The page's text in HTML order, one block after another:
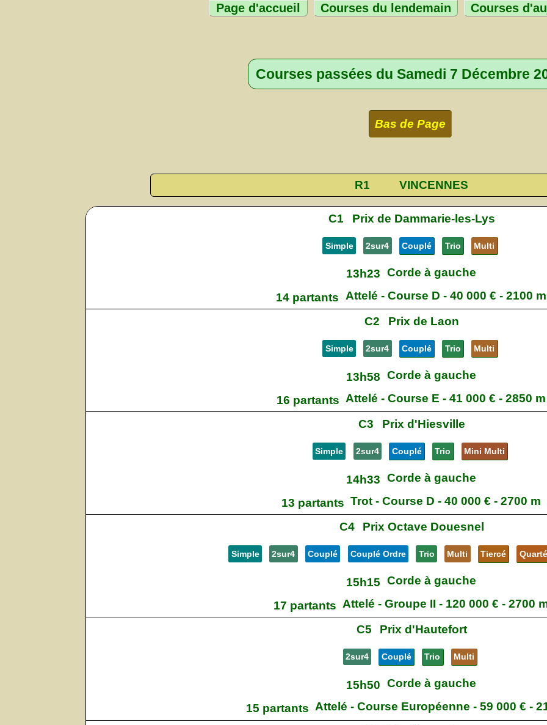
Page d'accueil Courses du lendemain Courses
Courses passées du Samedi 7 Décembre
Bas de Page
R1 VINCENNES
C1 Prix de Dammarie-les-Lys
Simple 2sur4 Couplé Trio Multi
13h23 Corde à gauche
14 partants
Attelé - Course D - 40 000 € - 2100 m
C2
Prix de Laon
Simple 2sur4 Couplé Trio Multi
13h58 Corde à gauche
16 partants Attelé - Course E - 41 000 € - 2850 m
C3
Prix d'Hiesville
Simple 2sur4 Couplé Trio Mini Multi
14h33 Corde à gauche
13 partants Trot - Course D - 40 000 € - 2700 m
C4
Prix Octave Douesnel
Simple 2sur4 Couplé Couplé Ordre Trio Multi Tiercé Quarté
15h15 Corde à gauche
17 partants Attelé - Groupe II - 120 000 € - 2700
C5
Prix d'Hautefort
2sur4 Couplé Trio Multi
15h50 Corde à gauche
15 partants Attelé - Course Européenne - 59 000 € -